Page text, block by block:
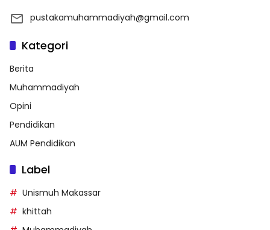
pustakamuhammadiyah@gmail.com
Kategori
Berita
Muhammadiyah
Opini
Pendidikan
AUM Pendidikan
Label
Unismuh Makassar
khittah